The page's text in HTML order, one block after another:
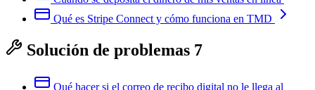
Qué es Stripe Connect y cómo funciona en TMD
Solución de problemas 7
Qué hacer si el correo de recibo digital no le llega al